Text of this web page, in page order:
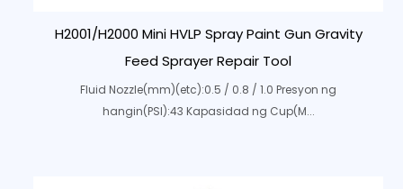
H2001/H2000 Mini HVLP Spray Paint Gun Gravity
Feed Sprayer Repair Tool
Fluid Nozzle(mm)(etc):0.5 / 0.8 / 1.0 Presyon ng
hangin(PSI):43 Kapasidad ng Cup(M...